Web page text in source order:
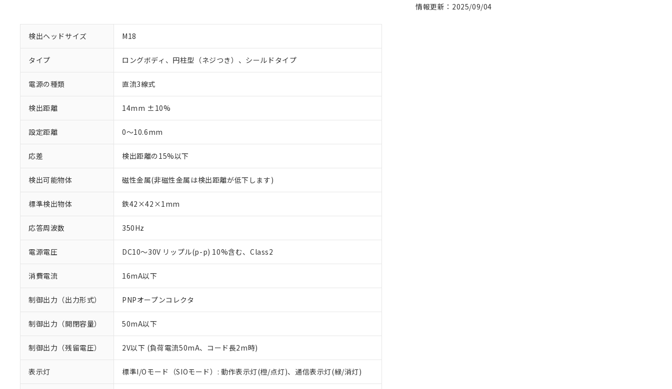
情報更新：2025/09/04
検出ヘッドサイズ M18
タイプ ロングボディ、円柱型（ネジつき）、シールドタイプ
電源の種類 直流3線式
検出距離 14mm ±10%
設定距離 0～10.6mm
応差 検出距離の15%以下
検出可能物体 磁性金属(非磁性金属は検出距離が低下します)
標準検出物体 鉄42×42×1mm
応答周波数 350Hz
電源電圧 DC10～30V リップル(p-p) 10%含む、Class2
消費電流 16mA以下
制御出力（出力形式） PNPオープンコレクタ
制御出力（開閉容量） 50mA以下
制御出力（残留電圧） 2V以下 (負荷電流50mA、コード長2m時)
表示灯 標準I/Oモード（SIOモード）: 動作表示灯(橙/点灯)、通信表示灯(緑/消灯)
※1 対応状況
対応予定：EU RoHS指令（10物質）の非含有に対応した製品に切り替える予定のある商品です。
対応予定なし：EU RoHS指令（10物質）の非含有に非対応の商品で、対応品を出す予定はありません。